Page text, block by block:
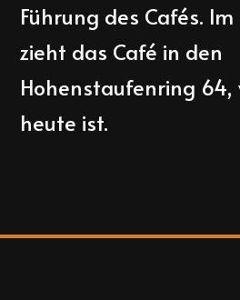
Führung des Cafés.
zieht das Café in den
Hohenstaufenring 64,
heute ist.